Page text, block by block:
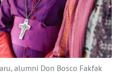
alumni Don Bosco Fakfak